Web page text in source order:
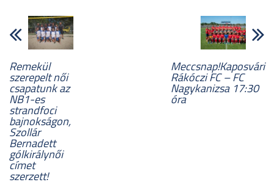
Remekül
szerepelt női
csapatunk az
NB1-es
strandfoci
bajnokságon,
Szollár
Bernadett
gólkirálynői
címet
szerzett!
Meccsnap!Kaposvári
Rákóczi FC – FC
Nagykanizsa 17:30
óra